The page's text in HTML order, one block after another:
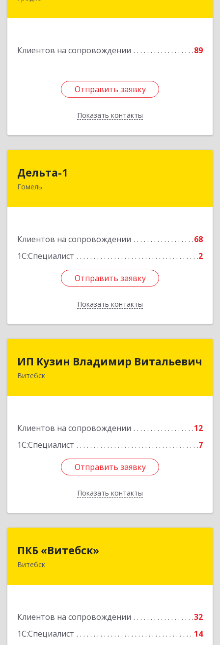
Клиентов на сопровождении 89
Отправить заявку
Показать контакты
Отправить заявку
Назад
Дельта-1
Гомель
Клиентов на сопровождении
68
1С:Специалист
2
Отправить заявку
Показать контакты
246031, г. Гомель, ул. Рощинская, 2, 1 этаж
Отправить заявку
Назад
ИП Кузин Владимир Витальевич
Витебск
Клиентов на сопровождении
12
1С:Специалист
7
Отправить заявку
Показать контакты
Беларусь, 210001, г.Витебск, ул. Ильинского,
Отправить заявку
Назад
ПКБ «Витебск»
Витебск
Клиентов на сопровождении
32
1С:Специалист
14
Республика Беларусь, 210026, г. Витебск, ул.